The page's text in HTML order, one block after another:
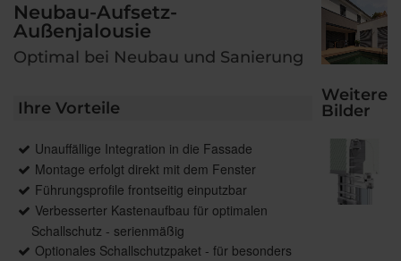
Neubau-Aufsetz-
Außenjalousie
Optimal bei Neubau und Sanierung
Ihre Vorteile
Unauffällige Integration in die Fassade
Montage erfolgt direkt mit dem Fenster
Führungsprofile frontseitig einputzbar
Verbesserter Kastenaufbau für optimalen
Schallschutz - serienmäßig
Optionales Schallschutzpaket - für besonders
Weitere
Bilder